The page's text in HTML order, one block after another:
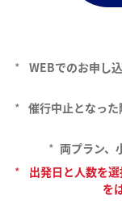
* WEBでのお申し
* 催行中止となっ
* 両プラン、
*
出発日と人数を
を